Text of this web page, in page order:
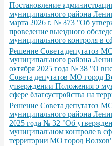
Постановление
муниципального района
марта 2026 г. № 873 "Об
проведение выездного
муниципального контроля в
Решение Совета депутатов
муниципального района
октября 2025 года № 38 "О
Совета депутатов МО город
утверждении Положения о
сфере благоустройства на
Решение Совета депутатов
муниципального района
2025 года № 32 "Об
муниципальном контроле в
территории МО город Волхов"